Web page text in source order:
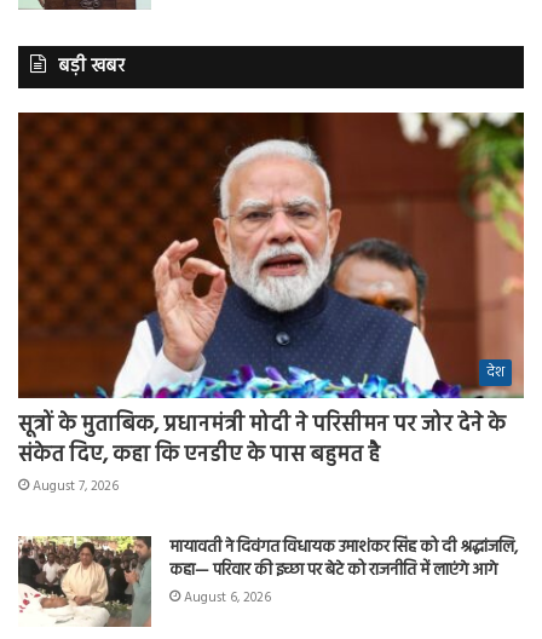
बड़ी खबर
देश
सूत्रों के मुताबिक, प्रधानमंत्री मोदी ने परिसीमन पर जोर देने के
संकेत दिए, कहा कि एनडीए के पास बहुमत है
August 7, 2026
मायावती ने दिवंगत विधायक उमाशंकर सिंह को दी श्रद्धांजलि,
कहा— परिवार की इच्छा पर बेटे को राजनीति में लाएंगे आगे
August 6, 2026